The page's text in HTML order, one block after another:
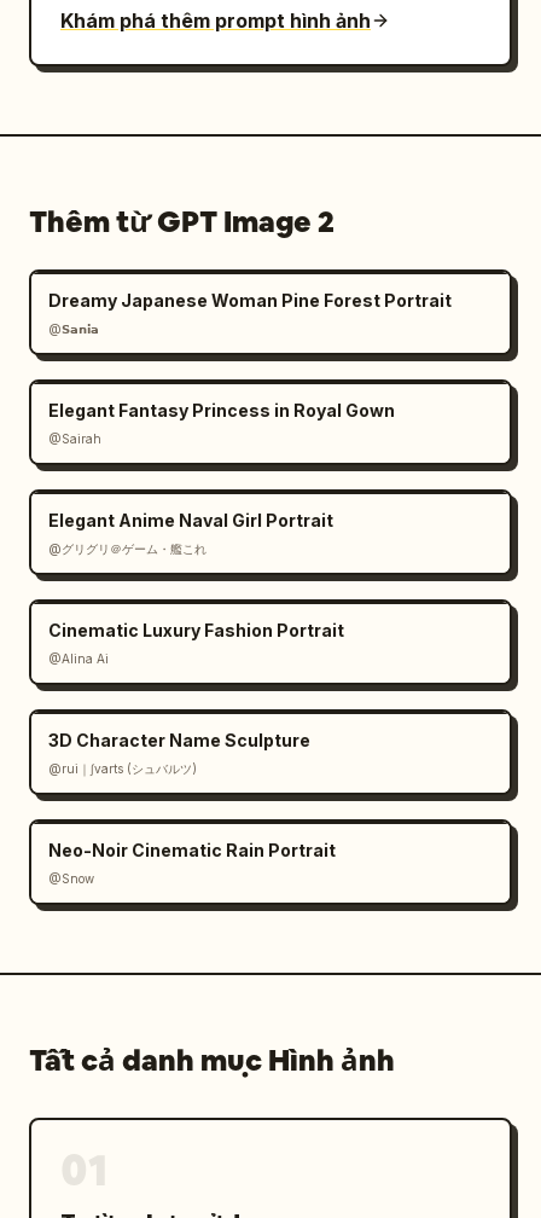
Khám phá thêm prompt hình ảnh
Thêm từ GPT Image 2
Dreamy Japanese Woman Pine Forest Portrait
@𝗦𝗮𝗻𝗶𝗮
Elegant Fantasy Princess in Royal Gown
@Sairah
Elegant Anime Naval Girl Portrait
@グリグリ＠ゲーム・艦これ
Cinematic Luxury Fashion Portrait
@Alina Ai
3D Character Name Sculpture
@rui｜∫varts (シュバルツ)
Neo-Noir Cinematic Rain Portrait
@Snow
Tất cả danh mục Hình ảnh